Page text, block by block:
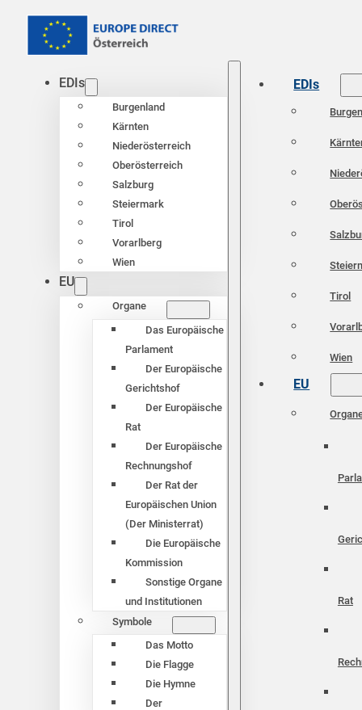
EDIs
Burgenland
Kärnten
Niederösterreich
Oberösterreich
Salzburg
Steiermark
Tirol
Vorarlberg
Wien
EU
Organe
Das Europäische
Parlament
Der Europäische
Gerichtshof
Der Europäische
Rat
Der Europäische
Rechnungshof
Der Rat der
Europäischen Union
(Der Ministerrat)
Die Europäische
Kommission
Sonstige Organe
und Institutionen
Symbole
Das Motto
Die Flagge
Die Hymne
Der
EDIs
Tirol
Wien
EU
Rat